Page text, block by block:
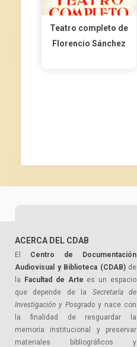
Teatro completo de
Florencio Sánchez
ACERCA DEL CDAB
El Centro de Documentación
Audiovisual y Biblioteca (CDAB)de
la
Facultad de Arte es un espacio
que depende de la Secretaría de
Investigación y Posgrado y nace con
la finalidad de resguardar la
memoria institucional y preservar
materiales bibliográficos y